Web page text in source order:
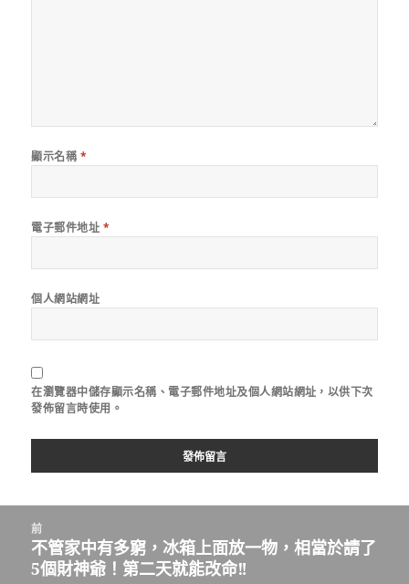
顯示名稱 *
電子郵件地址 *
個人網站網址
在瀏覽器中儲存顯示名稱、電子郵件地址及個人網站網址，以供下次
發佈留言時使用。
前
上
一
不管家中有多窮，冰箱上面放一物，相當於請了
5個財神爺！第二天就能改命‼️